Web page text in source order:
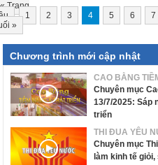
«Trang
1 2 3 4 5 6 7
»
Chương trình mới cập nhật
CAO BẰNG
Chuyên mục
13/7/2025: Sáp
triển
THI ĐUA YÊU
Chuyên mục
làm kinh tế